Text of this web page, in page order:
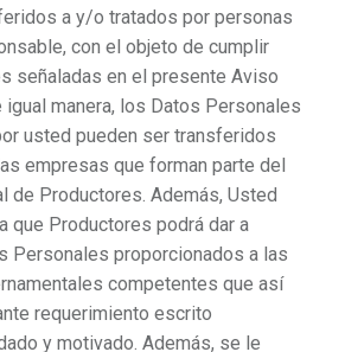
a y/o tratados por personas
con el objeto de cumplir
señaladas en el presente Aviso
igual manera, los Datos Personales
usted pueden ser transferidos
empresas que forman parte del
de Productores. Además, Usted
que Productores podrá dar a
Personales proporcionados a las
competentes que así
requerimiento escrito
y motivado. Además, se le